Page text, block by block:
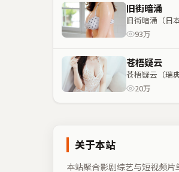
旧街暗涌
旧街暗涌（日
93万
苍梧疑云
苍梧疑云（瑞
20万
关于本站
本站聚合影剧综艺与短视频